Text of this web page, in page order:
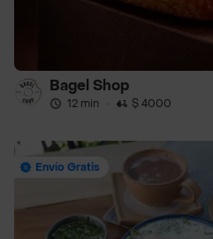
Bagel Shop
12 min · $ 4000
Envío Gratis